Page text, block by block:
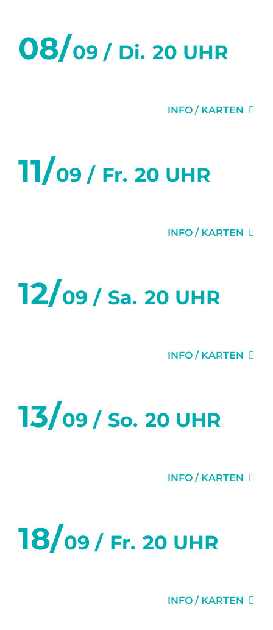
08/09 / Di. 20 UHR
INFO / KARTEN
11/09 / Fr. 20 UHR
INFO / KARTEN
12/09 / Sa. 20 UHR
INFO / KARTEN
13/09 / So. 20 UHR
INFO / KARTEN
18/09 / Fr. 20 UHR
INFO / KARTEN